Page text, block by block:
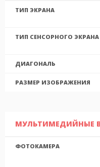
ТИП ЭКРАНА
ТИП СЕНСОРНОГО ЭКРАНА
ДИАГОНАЛЬ
РАЗМЕР ИЗОБРАЖЕНИЯ
МУЛЬТИМЕДИЙНЫЕ
ФОТОКАМЕРА